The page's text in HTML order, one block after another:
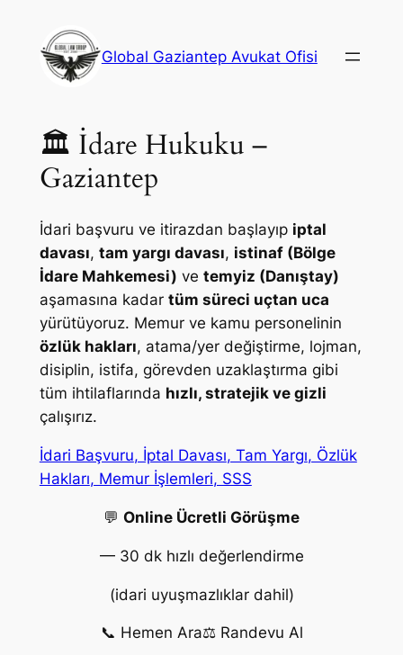
Global Gaziantep Avukat Ofisi
🏛️ İdare Hukuku –
Gaziantep
İdari başvuru ve itirazdan başlayıp iptal
davası, tam yargı davası, istinaf (Bölge
İdare Mahkemesi) ve temyiz (Danıştay)
aşamasına kadar tüm süreci uçtan uca
yürütüyoruz. Memur ve kamu personelinin
özlük hakları, atama/yer değiştirme, lojman,
disiplin, istifa, görevden uzaklaştırma gibi
tüm ihtilaflarında hızlı, stratejik ve gizli
çalışırız.
İdari Başvuru, İptal Davası, Tam Yargı, Özlük
Hakları, Memur İşlemleri, SSS
💬 Online Ücretli Görüşme
— 30 dk hızlı değerlendirme
(idari uyuşmazlıklar dahil)
📞 Hemen Ara⚖️ Randevu Al